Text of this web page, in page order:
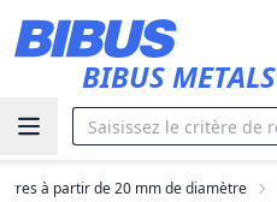
BIBUS METALS
à partir de 20 mm de diamètre